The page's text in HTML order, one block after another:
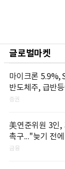
글로벌마켓
마이크론 5.9%,
반도체주, 급반
증권
美연준위원 3인,
촉구..."늦기 전
금융